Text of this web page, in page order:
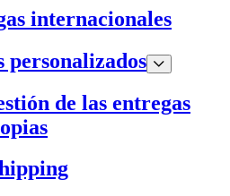
internacionales
personalizados
de las entregas